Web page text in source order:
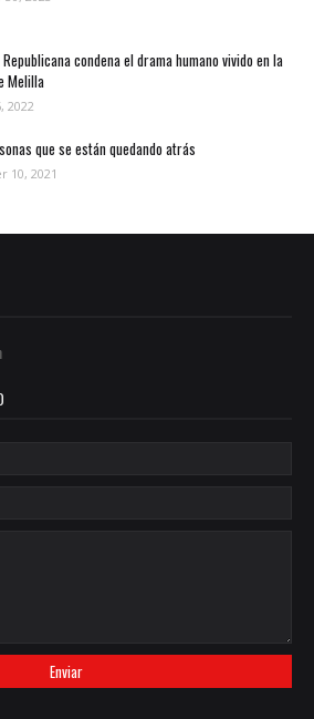
condena el drama humano vivido en la
Melilla
2022
que se están quedando atrás
10, 2021